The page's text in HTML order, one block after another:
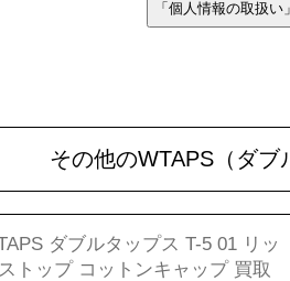
その他のWTAPS（ダ
ダブルタップス T-5 01 リッ
トップ コットンキャップ 買取